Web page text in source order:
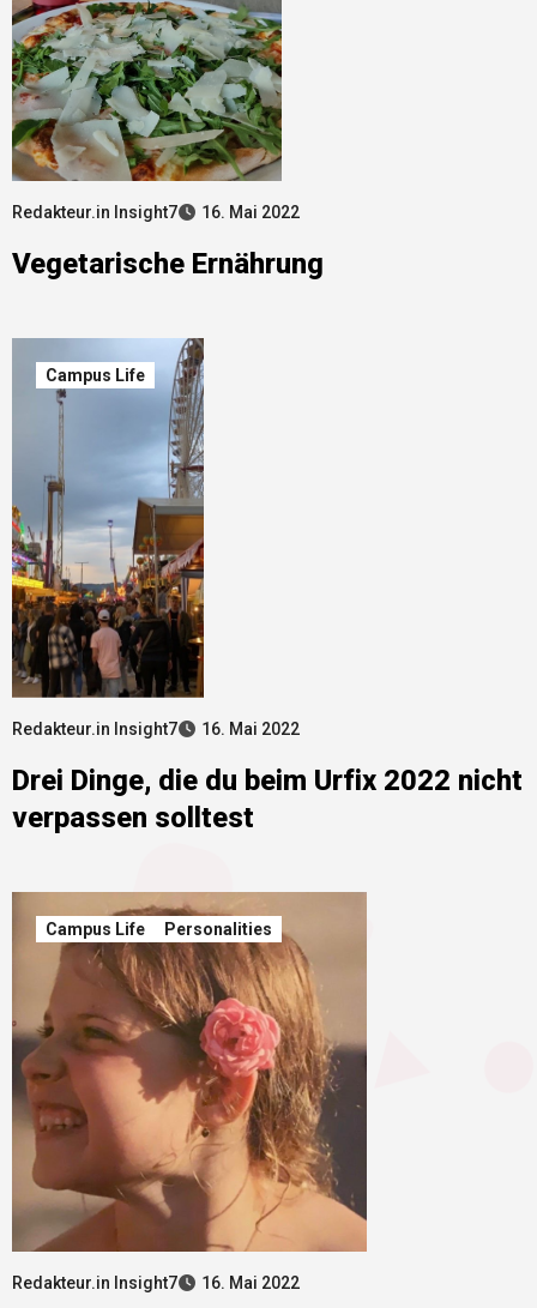
Redakteur.in Insight7 16. Mai 2022
Vegetarische Ernährung
Campus Life
Redakteur.in Insight7 16. Mai 2022
Drei Dinge, die du beim Urfix 2022 nicht
verpassen solltest
Campus Life Personalities
Redakteur.in Insight7 16. Mai 2022